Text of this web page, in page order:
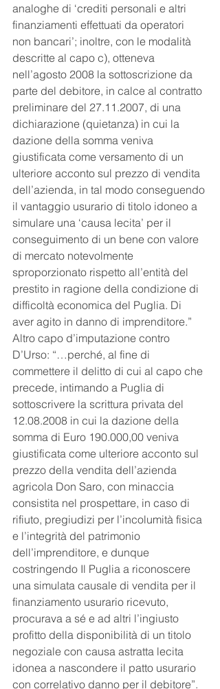
analoghe di ‘crediti personali e altri
finanziamenti effettuati da operatori
non bancari’; inoltre, con le modalità
descritte al capo c), otteneva
nell’agosto 2008 la sottoscrizione da
parte del debitore, in calce al contratto
preliminare del 27.11.2007, di una
dichiarazione (quietanza) in cui la
dazione della somma veniva
giustificata come versamento di un
ulteriore acconto sul prezzo di vendita
dell’azienda, in tal modo conseguendo
il vantaggio usurario di titolo idoneo a
simulare una ‘causa lecita’ per il
conseguimento di un bene con valore
di mercato notevolmente
sproporzionato rispetto all’entità del
prestito in ragione della condizione di
difficoltà economica del Puglia. Di
aver agito in danno di imprenditore.”
Altro capo d’imputazione contro
D’Urso: “…perché, al fine di
commettere il delitto di cui al capo che
precede, intimando a Puglia di
sottoscrivere la scrittura privata del
12.08.2008 in cui la dazione della
somma di Euro 190.000,00 veniva
giustificata come ulteriore acconto sul
prezzo della vendita dell’azienda
agricola Don Saro, con minaccia
consistita nel prospettare, in caso di
rifiuto, pregiudizi per l’incolumità fisica
e l’integrità del patrimonio
dell’imprenditore, e dunque
costringendo Il Puglia a riconoscere
una simulata causale di vendita per il
finanziamento usurario ricevuto,
procurava a sé e ad altri l’ingiusto
profitto della disponibilità di un titolo
negoziale con causa astratta lecita
idonea a nascondere il patto usurario
con correlativo danno per il debitore”.